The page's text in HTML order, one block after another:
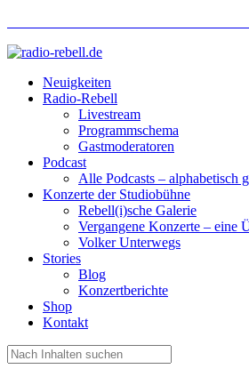
Neuigkeiten
Radio-Rebell
Livestream
Programmschema
Gastmoderatoren
Podcast
Alle Podcasts – alphabetisch
Konzerte der Studiobühne
Rebell(i)sche Galerie
Vergangene Konzerte – eine
Volker Unterwegs
Stories
Blog
Konzertberichte
Shop
Kontakt